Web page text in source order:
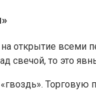
открытие
свечой, то это